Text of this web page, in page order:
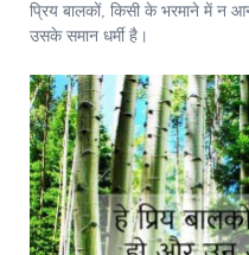
प्रिय बालकों, किसी के भरमाने में न
उसके समान धर्मी है।